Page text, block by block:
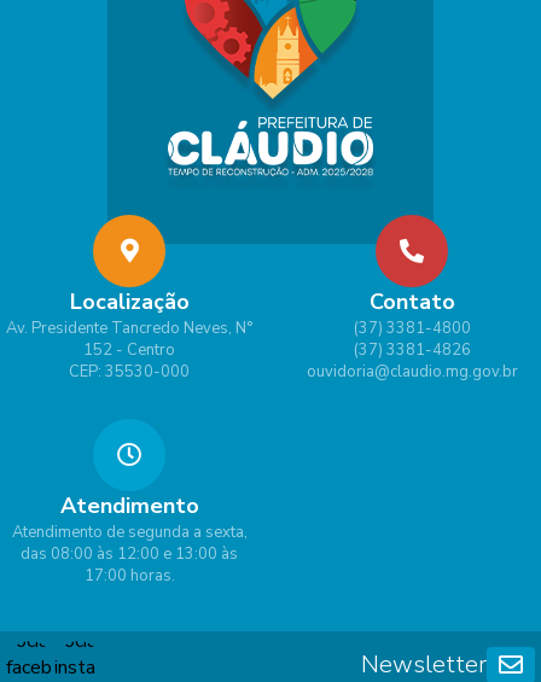
Localização
Av. Presidente Tancredo Neves, N°
152 - Centro
CEP: 35530-000
Contato
(37) 3381-4800
(37) 3381-4826
ouvidoria@claudio.mg.gov.br
Atendimento
Atendimento de segunda a sexta,
das 08:00 às 12:00 e 13:00 às
17:00 horas.
Newsletter